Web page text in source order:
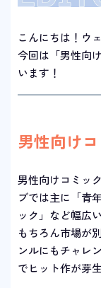
こんにちは！ウ
今回は「男性向
います！
男性向け
男性向けコミッ
ブでは主に「青
ック」など幅広
もちろん市場が
ンルにもチャレ
でヒット作が芽